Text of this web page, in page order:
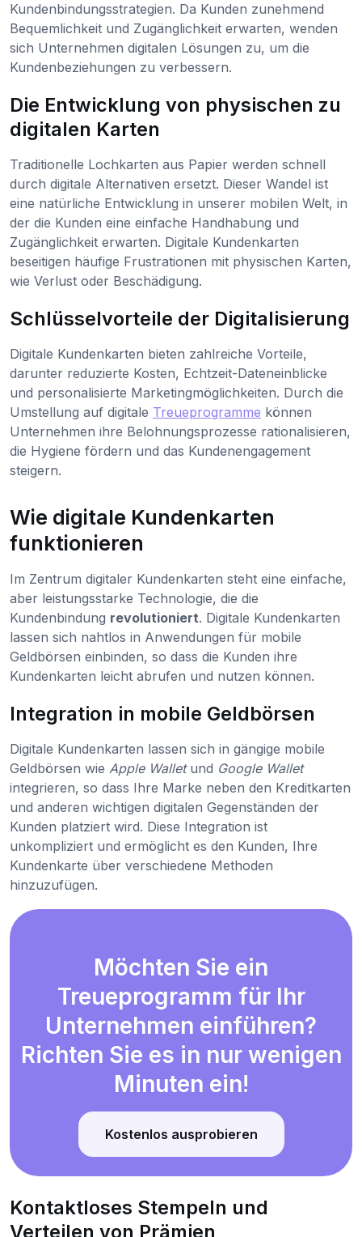
Kundenbindungsstrategien. Da Kunden zunehmend
Bequemlichkeit und Zugänglichkeit erwarten, wenden
sich Unternehmen digitalen Lösungen zu, um die
Kundenbeziehungen zu verbessern.
Die Entwicklung von physischen zu
digitalen Karten
Traditionelle Lochkarten aus Papier werden schnell
durch digitale Alternativen ersetzt. Dieser Wandel ist
eine natürliche Entwicklung in unserer mobilen Welt, in
der die Kunden eine einfache Handhabung und
Zugänglichkeit erwarten. Digitale Kundenkarten
beseitigen häufige Frustrationen mit physischen Karten,
wie Verlust oder Beschädigung.
Schlüsselvorteile der Digitalisierung
Digitale Kundenkarten bieten zahlreiche Vorteile,
darunter reduzierte Kosten, Echtzeit-Dateneinblicke
und personalisierte Marketingmöglichkeiten. Durch die
Umstellung auf digitale Treueprogramme können
Unternehmen ihre Belohnungsprozesse rationalisieren,
die Hygiene fördern und das Kundenengagement
steigern.
Wie digitale Kundenkarten
funktionieren
Im Zentrum digitaler Kundenkarten steht eine einfache,
aber leistungsstarke Technologie, die die
Kundenbindung revolutioniert. Digitale Kundenkarten
lassen sich nahtlos in Anwendungen für mobile
Geldbörsen einbinden, so dass die Kunden ihre
Kundenkarten leicht abrufen und nutzen können.
Integration in mobile Geldbörsen
Digitale Kundenkarten lassen sich in gängige mobile
Geldbörsen wie Apple Walletund Google Wallet
integrieren, so dass Ihre Marke neben den Kreditkarten
und anderen wichtigen digitalen Gegenständen der
Kunden platziert wird. Diese Integration ist
unkompliziert und ermöglicht es den Kunden, Ihre
Kundenkarte über verschiedene Methoden
hinzuzufügen.
Möchten Sie ein
Treueprogramm für Ihr
Unternehmen einführen?
Richten Sie es in nur wenigen
Minuten ein!
Kostenlos ausprobieren
Kontaktloses Stempeln und
Verteilen von Prämien